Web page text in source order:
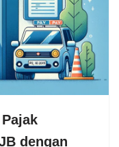
dengan